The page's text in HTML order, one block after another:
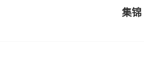
集锦